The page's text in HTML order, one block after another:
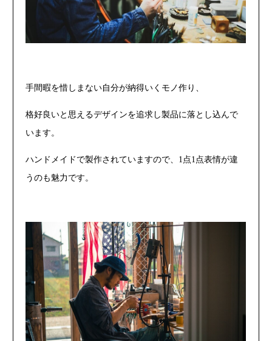
手間暇を惜しまない自分が納得いくモノ作り、
格好良いと思えるデザインを追求し製品に落とし込んで
います。
ハンドメイドで製作されていますので、1点1点表情が違
うのも魅力です。